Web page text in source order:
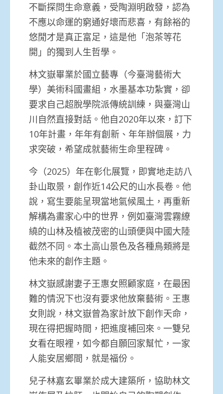
不斷探問生命意義，受陶淵明啟發，認為
不應以命運的窮通好壞而悲喜，有餘裕的
悠閒才是真正富足，這是他「泡茶等花
開」的獨到人生哲學。
林文嶽畢業於國立藝專（今臺灣藝術大
學）美術科國畫組，水墨基本功紮實，卻
要求自己超脫學院派傳統訓練，與臺灣山
川自然直接對話。他自2020年以來，訂下
10年計畫，年年有創新、年年辦個展，力
求突破，希望成就藝術生命里程碑。
今（2025）年在彰化展覽，即實地走訪八
卦山取景，創作近14公尺的山水長卷。他
說，寫生要能呈現當地氣候風土，再重新
解構為畫家心中的世界，例如臺灣雲霧繚
繞的山林及植被茂密的山頭便與中國大陸
截然不同。本土高山景色及各種鳥類將是
他未來的創作主題。
林文嶽感謝妻子王惠女照顧家庭，在最困
難的情況下也沒有要求他放棄藝術。王惠
女則說，林文嶽曾為家計放下創作天命，
現在得把握時間，把進度補回來。一雙兒
女看在眼裡，如今都自願回家幫忙，一家
人能安居鄉間，就是福份。
兒子林嘉玄畢業於成大建築所，協助林文